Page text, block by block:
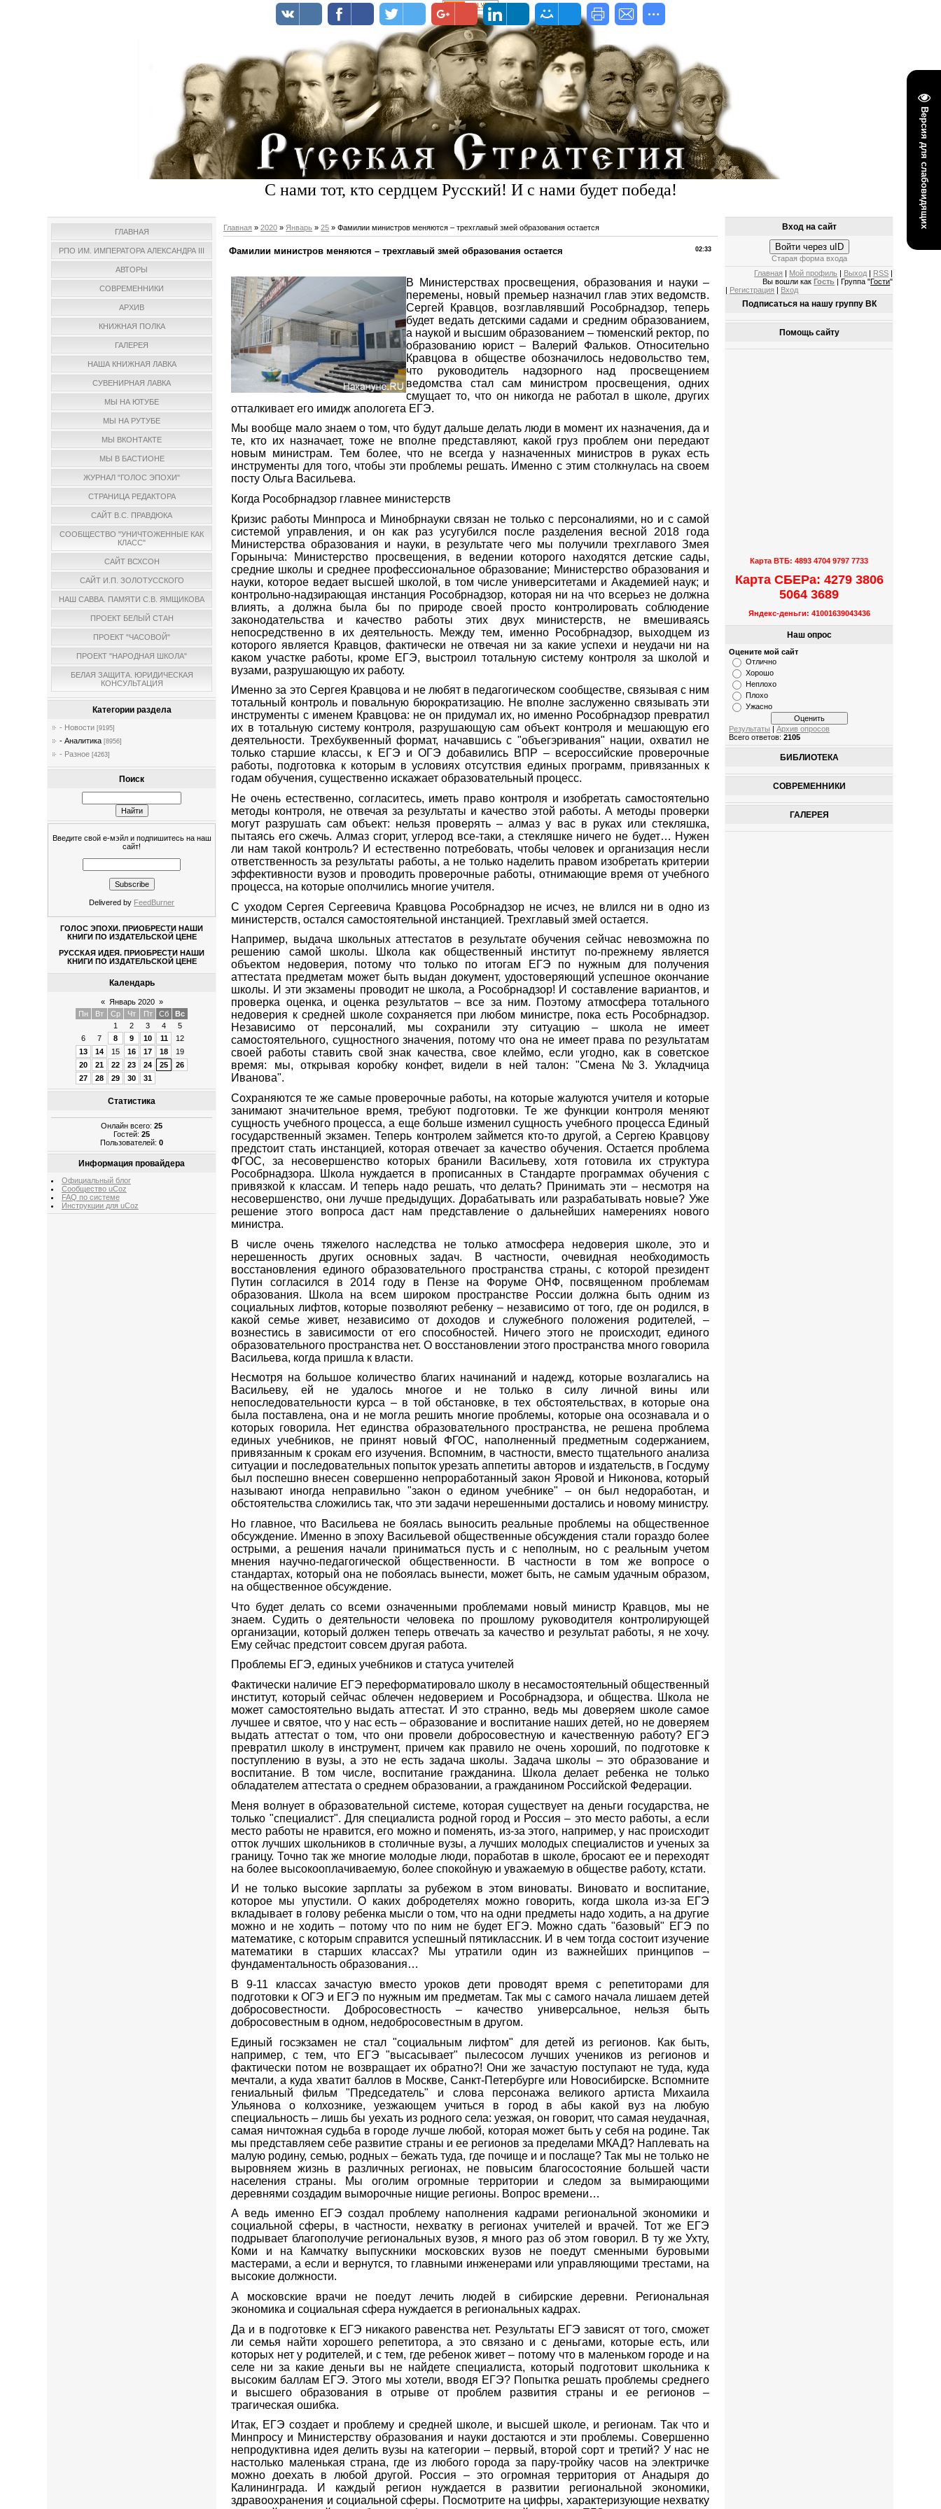
Версия для слабовидящих
С нами тот, кто сердцем Русский! И с нами будет победа!
ГЛАВНАЯ
РПО ИМ. ИМПЕРАТОРА АЛЕКСАНДРА III
АВТОРЫ
СОВРЕМЕННИКИ
АРХИВ
КНИЖНАЯ ПОЛКА
ГАЛЕРЕЯ
НАША КНИЖНАЯ ЛАВКА
СУВЕНИРНАЯ ЛАВКА
МЫ НА ЮТУБЕ
МЫ НА РУТУБЕ
МЫ ВКОНТАКТЕ
МЫ В БАСТИОНЕ
ЖУРНАЛ "ГОЛОС ЭПОХИ"
СТРАНИЦА РЕДАКТОРА
САЙТ В.С. ПРАВДЮКА
СООБЩЕСТВО "УНИЧТОЖЕННЫЕ КАК
КЛАСС"
САЙТ ВСХСОН
САЙТ И.П. ЗОЛОТУССКОГО
НАШ САВВА. ПАМЯТИ С.В. ЯМЩИКОВА
ПРОЕКТ БЕЛЫЙ СТАН
ПРОЕКТ "ЧАСОВОЙ"
ПРОЕКТ "НАРОДНАЯ ШКОЛА"
БЕЛАЯ ЗАЩИТА. ЮРИДИЧЕСКАЯ
КОНСУЛЬТАЦИЯ
Категории раздела
- Новости [9195]
- Аналитика [8956]
- Разное [4263]
Поиск
Введите свой е-мэйл и подпишитесь на наш
сайт!
Delivered by FeedBurner
ГОЛОС ЭПОХИ. ПРИОБРЕСТИ НАШИ
КНИГИ ПО ИЗДАТЕЛЬСКОЙ ЦЕНЕ
РУССКАЯ ИДЕЯ. ПРИОБРЕСТИ НАШИ
КНИГИ ПО ИЗДАТЕЛЬСКОЙ ЦЕНЕ
Календарь
« Январь 2020 »
Пн
Вт Ср Чт Пт Сб
Вс
1
2 3 4
5
6
7 8 9 10 11
12
13
14 15 16 17 18
19
20
21 22 23 24 25
26
27
28 29 30 31
Статистика
Онлайн всего:25
Гостей:25
Пользователей:0
Информация провайдера
Официальный блог
Сообщество uCoz
FAQ по системе
Инструкции для uCoz
Главная »2020 » Январь » 25 » Фамилии министров меняются – трехглавый змей образования остается
02:33
Фамилии министров меняются – трехглавый змей образования остается
В Министерствах просвещения, образования и науки –
перемены, новый премьер назначил глав этих ведомств.
Сергей Кравцов, возглавлявший Рособрнадзор, теперь
будет ведать детскими садами и средним образованием,
а наукой и высшим образованием – тюменский ректор, по
образованию юрист – Валерий Фальков. Относительно
Кравцова в обществе обозначилось недовольство тем,
что руководитель надзорного над просвещением
ведомства стал сам министром просвещения, одних
смущает то, что он никогда не работал в школе, других
отталкивает его имидж апологета ЕГЭ.
Мы вообще мало знаем о том, что будут дальше делать люди в момент их назначения, да и
те, кто их назначает, тоже не вполне представляют, какой груз проблем они передают
новым министрам. Тем более, что не всегда у назначенных министров в руках есть
инструменты для того, чтобы эти проблемы решать. Именно с этим столкнулась на своем
посту Ольга Васильева.
Когда Рособрнадзор главнее министерств
Кризис работы Минпроса и Минобрнауки связан не только с персоналиями, но и с самой
системой управления, и он как раз усугубился после разделения весной 2018 года
Министерства образования и науки, в результате чего мы получили трехглавого Змея
Горыныча: Министерство просвещения, в ведении которого находятся детские сады,
средние школы и среднее профессиональное образование; Министерство образования и
науки, которое ведает высшей школой, в том числе университетами и Академией наук; и
контрольно-надзирающая инстанция Рособрнадзор, которая ни на что всерьез не должна
влиять, а должна была бы по природе своей просто контролировать соблюдение
законодательства и качество работы этих двух министерств, не вмешиваясь
непосредственно в их деятельность. Между тем, именно Рособрнадзор, выходцем из
которого является Кравцов, фактически не отвечая ни за какие успехи и неудачи ни на
каком участке работы, кроме ЕГЭ, выстроил тотальную систему контроля за школой и
вузами, разрушающую их работу.
Именно за это Сергея Кравцова и не любят в педагогическом сообществе, связывая с ним
тотальный контроль и повальную бюрократизацию. Не вполне заслуженно связывать эти
инструменты с именем Кравцова: не он придумал их, но именно Рособрнадзор превратил
их в тотальную систему контроля, разрушающую сам объект контроля и мешающую его
деятельности. Трехбуквенный формат, начавшись с "объегэривания" нации, охватил не
только старшие классы, к ЕГЭ и ОГЭ добавились ВПР – всероссийские проверочные
работы, подготовка к которым в условиях отсутствия единых программ, привязанных к
годам обучения, существенно искажает образовательный процесс.
Не очень естественно, согласитесь, иметь право контроля и изобретать самостоятельно
методы контроля, не отвечая за результаты и качество этой работы. А методы проверки
могут разрушать сам объект: нельзя проверять – алмаз у вас в руках или стекляшка,
пытаясь его сжечь. Алмаз сгорит, углерод все-таки, а стекляшке ничего не будет… Нужен
ли нам такой контроль? И естественно потребовать, чтобы человек и организация несли
ответственность за результаты работы, а не только наделить правом изобретать критерии
эффективности вузов и проводить проверочные работы, отнимающие время от учебного
процесса, на которые ополчились многие учителя.
С уходом Сергея Сергеевича Кравцова Рособрнадзор не исчез, не влился ни в одно из
министерств, остался самостоятельной инстанцией. Трехглавый змей остается.
Например, выдача школьных аттестатов в результате обучения сейчас невозможна по
решению самой школы. Школа как общественный институт по-прежнему является
объектом недоверия, потому что только по итогам ЕГЭ по нужным для получения
аттестата предметам может быть выдан документ, удостоверяющий успешное окончание
школы. И эти экзамены проводит не школа, а Рособрнадзор! И составление вариантов, и
проверка оценка, и оценка результатов – все за ним. Поэтому атмосфера тотального
недоверия к средней школе сохраняется при любом министре, пока есть Рособрнадзор.
Независимо от персоналий, мы сохранили эту ситуацию – школа не имеет
самостоятельного, сущностного значения, потому что она не имеет права по результатам
своей работы ставить свой знак качества, свое клеймо, если угодно, как в советское
время: мы, открывая коробку конфет, видели в ней талон: "Смена №3. Укладчица
Иванова".
Сохраняются те же самые проверочные работы, на которые жалуются учителя и которые
занимают значительное время, требуют подготовки. Те же функции контроля меняют
сущность учебного процесса, а еще больше изменил сущность учебного процесса Единый
государственный экзамен. Теперь контролем займется кто-то другой, а Сергею Кравцову
предстоит стать инстанцией, которая отвечает за качество обучения. Остается проблема
ФГОС, за несовершенство которых бранили Васильеву, хотя готовила их структура
Рособрнадзора. Школа нуждается в прописанных в Стандарте программах обучения с
привязкой к классам. И теперь надо решать, что делать? Принимать эти – несмотря на
несовершенство, они лучше предыдущих. Дорабатывать или разрабатывать новые? Уже
решение этого вопроса даст нам представление о дальнейших намерениях нового
министра.
В числе очень тяжелого наследства не только атмосфера недоверия школе, это и
нерешенность других основных задач. В частности, очевидная необходимость
восстановления единого образовательного пространства страны, с которой президент
Путин согласился в 2014 году в Пензе на Форуме ОНФ, посвященном проблемам
образования. Школа на всем широком пространстве России должна быть одним из
социальных лифтов, которые позволяют ребенку – независимо от того, где он родился, в
какой семье живет, независимо от доходов и служебного положения родителей, –
вознестись в зависимости от его способностей. Ничего этого не происходит, единого
образовательного пространства нет. О восстановлении этого пространства много говорила
Васильева, когда пришла к власти.
Несмотря на большое количество благих начинаний и надежд, которые возлагались на
Васильеву, ей не удалось многое и не только в силу личной вины или
непоследовательности курса – в той обстановке, в тех обстоятельствах, в которые она
была поставлена, она и не могла решить многие проблемы, которые она осознавала и о
которых говорила. Нет единства образовательного пространства, не решена проблема
единых учебников, не принят новый ФГОС, наполненный предметным содержанием,
привязанным к срокам его изучения. Вспомним, в частности, вместо тщательного анализа
ситуации и последовательных попыток урезать аппетиты авторов и издательств, в Госдуму
был поспешно внесен совершенно непроработанный закон Яровой и Никонова, который
называют иногда неправильно "закон о едином учебнике" – он был недоработан, и
обстоятельства сложились так, что эти задачи нерешенными достались и новому министру.
Но главное, что Васильева не боялась выносить реальные проблемы на общественное
обсуждение. Именно в эпоху Васильевой общественные обсуждения стали гораздо более
острыми, а решения начали приниматься пусть и с неполным, но с реальным учетом
мнения научно-педагогической общественности. В частности в том же вопросе о
стандартах, который она не побоялась вынести, может быть, не самым удачным образом,
на общественное обсуждение.
Что будет делать со всеми означенными проблемами новый министр Кравцов, мы не
знаем. Судить о деятельности человека по прошлому руководителя контролирующей
организации, который должен теперь отвечать за качество и результат работы, я не хочу.
Ему сейчас предстоит совсем другая работа.
Проблемы ЕГЭ, единых учебников и статуса учителей
Фактически наличие ЕГЭ переформатировало школу в несамостоятельный общественный
институт, который сейчас облечен недоверием и Рособрнадзора, и общества. Школа не
может самостоятельно выдать аттестат. И это странно, ведь мы доверяем школе самое
лучшее и святое, что у нас есть – образование и воспитание наших детей, но не доверяем
выдать аттестат о том, что они провели добросовестную и качественную работу? ЕГЭ
превратил школу в инструмент, причем как правило не очень хороший, по подготовке к
поступлению в вузы, а это не есть задача школы. Задача школы – это образование и
воспитание. В том числе, воспитание гражданина. Школа делает ребенка не только
обладателем аттестата о среднем образовании, а гражданином Российской Федерации.
Меня волнует в образовательной системе, которая существует на деньги государства, не
только "специалист". Для специалиста родной город и Россия – это место работы, а если
место работы не нравится, его можно и поменять, из-за этого, например, у нас происходит
отток лучших школьников в столичные вузы, а лучших молодых специалистов и ученых за
границу. Точно так же многие молодые люди, поработав в школе, бросают ее и переходят
на более высокооплачиваемую, более спокойную и уважаемую в обществе работу, кстати.
И не только высокие зарплаты за рубежом в этом виноваты. Виновато и воспитание,
которое мы упустили. О каких добродетелях можно говорить, когда школа из-за ЕГЭ
вкладывает в голову ребенка мысли о том, что на одни предметы надо ходить, а на другие
можно и не ходить – потому что по ним не будет ЕГЭ. Можно сдать "базовый" ЕГЭ по
математике, с которым справится успешный пятиклассник. И в чем тогда состоит изучение
математики в старших классах? Мы утратили один из важнейших принципов –
фундаментальность образования…
В 9-11 классах зачастую вместо уроков дети проводят время с репетиторами для
подготовки к ОГЭ и ЕГЭ по нужным им предметам. Так мы с самого начала лишаем детей
добросовестности. Добросовестность – качество универсальное, нельзя быть
добросовестным в одном, недобросовестным в другом.
Единый госэкзамен не стал "социальным лифтом" для детей из регионов. Как быть,
например, с тем, что ЕГЭ "высасывает" пылесосом лучших учеников из регионов и
фактически потом не возвращает их обратно?! Они же зачастую поступают не туда, куда
мечтали, а куда хватит баллов в Москве, Санкт-Петербурге или Новосибирске. Вспомните
гениальный фильм "Председатель" и слова персонажа великого артиста Михаила
Ульянова о колхознике, уезжающем учиться в город в абы какой вуз на любую
специальность – лишь бы уехать из родного села: уезжая, он говорит, что самая неудачная,
самая ничтожная судьба в городе лучше любой, которая может быть у себя на родине. Так
мы представляем себе развитие страны и ее регионов за пределами МКАД? Наплевать на
малую родину, семью, родных – бежать туда, где почище и и послаще? Так мы не только не
выровняем жизнь в различных регионах, не повысим благосостояние большей части
населения страны. Мы оголим огромные территории и следом за вымирающими
деревнями создадим выморочные нищие регионы. Вопрос времени…
А ведь именно ЕГЭ создал проблему наполнения кадрами региональной экономики и
социальной сферы, в частности, нехватку в регионах учителей и врачей. Тот же ЕГЭ
подрывает благополучие региональных вузов, я много раз об этом говорил. В ту же Ухту,
Коми и на Камчатку выпускники московских вузов не поедут сменными буровыми
мастерами, а если и вернутся, то главными инженерами или управляющими трестами, на
высокие должности.
А московские врачи не поедут лечить людей в сибирские деревни. Региональная
экономика и социальная сфера нуждается в региональных кадрах.
Да и в подготовке к ЕГЭ никакого равенства нет. Результаты ЕГЭ зависят от того, сможет
ли семья найти хорошего репетитора, а это связано и с деньгами, которые есть, или
которых нет у родителей, и с тем, где ребенок живет – потому что в маленьком городе и на
селе ни за какие деньги вы не найдете специалиста, который подготовит школьника к
высоким баллам ЕГЭ. Этого мы хотели, вводя ЕГЭ? Попытка решать проблемы среднего
и высшего образования в отрыве от проблем развития страны и ее регионов –
трагическая ошибка.
Итак, ЕГЭ создает и проблему и средней школе, и высшей школе, и регионам. Так что и
Минпросу и Министерству образования и науки достаются и эти проблемы. Совершенно
непродуктивна идея делить вузы на категории – первый, второй сорт и третий? У нас не
настолько маленькая страна, где из любого города за пару-тройку часов на электричке
можно доехать в любой другой. Россия – это огромная территория от Анадыря до
Калининграда. И каждый регион нуждается в развитии региональной экономики,
здравоохранения и социальной сферы. Посмотрите на цифры, характеризующие нехватку
Вход на сайт
Войти через uID
Старая форма входа
Главная
Мой профиль Выход RSS
Вы вошли как Гость | Группа "Гости"
Регистрация Вход
Подписаться на нашу группу ВК
Помощь сайту
Карта ВТБ: 4893 4704 9797 7733
Карта СБЕРа: 4279 3806
5064 3689
Яндекс-деньги: 41001639043436
Наш опрос
Оцените мой сайт
Отлично
Хорошо
Неплохо
Плохо
Ужасно
Результаты |Архив опросов
Всего ответов:2105
БИБЛИОТЕКА
СОВРЕМЕННИКИ
ГАЛЕРЕЯ